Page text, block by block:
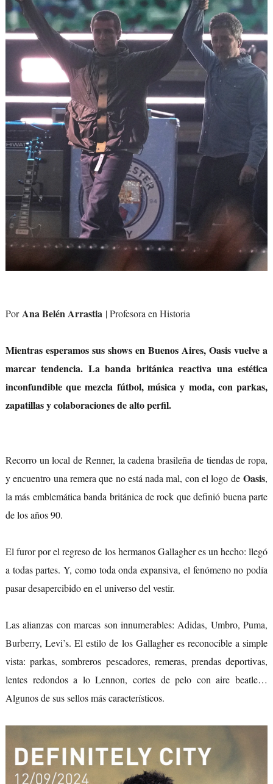
PorAna Belén Arrastia | Profesora en Historia
Mientras esperamos sus shows en Buenos Aires, Oasis vuelve a
marcar tendencia. La banda británica reactiva una estética
inconfundible que mezcla fútbol, música y moda, con parkas,
zapatillas y colaboraciones de alto perfil.
Recorro un local de Renner, la cadena brasileña de tiendas de ropa,
y encuentro una remera que no está nada mal, con el logo deOasis,
la más emblemática banda británica de rock que definió buena parte
de los años 90.
El furor por el regreso de los hermanos Gallagher es un hecho: llegó
a todas partes. Y, como toda onda expansiva, el fenómeno no podía
pasar desapercibido en el universo del vestir.
Las alianzas con marcas son innumerables: Adidas, Umbro,Puma,
Burberry, Levi’s. El estilo de los Gallagher es reconocible a simple
vista: parkas, sombreros pescadores, remeras, prendas deportivas,
lentes redondos a lo Lennon, cortes de pelo con aire beatle…
Algunos de sus sellos más característicos.